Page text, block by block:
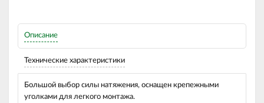
Описание
Технические характеристики
Большой выбор силы натяжения, оснащен крепежными
уголками для легкого монтажа.